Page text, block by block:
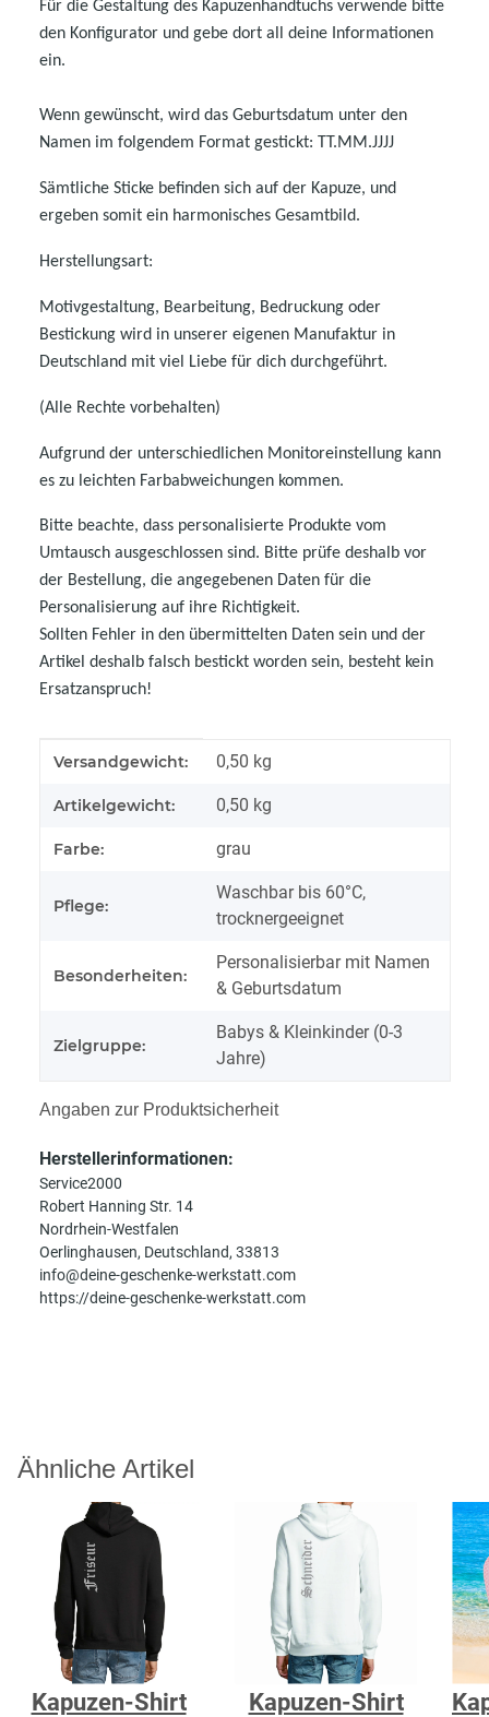
Für die Gestaltung des Kapuzenhandtuchs verwende bitte
den Konfigurator und gebe dort all deine Informationen
ein.
Wenn gewünscht, wird das Geburtsdatum unter den
Namen im folgendem Format gestickt: TT.MM.JJJJ
Sämtliche Sticke befinden sich auf der Kapuze, und
ergeben somit ein harmonisches Gesamtbild.
Herstellungsart:
Motivgestaltung, Bearbeitung, Bedruckung oder
Bestickung wird in unserer eigenen Manufaktur in
Deutschland mit viel Liebe für dich durchgeführt.
(Alle Rechte vorbehalten)
Aufgrund der unterschiedlichen Monitoreinstellung kann
es zu leichten Farbabweichungen kommen.
Bitte beachte, dass personalisierte Produkte vom
Umtausch ausgeschlossen sind. Bitte prüfe deshalb vor
der Bestellung, die angegebenen Daten für die
Personalisierung auf ihre Richtigkeit.
Sollten Fehler in den übermittelten Daten sein und der
Artikel deshalb falsch bestickt worden sein, besteht kein
Ersatzanspruch!
Produkteigenschaft
Wert
Versandgewicht: 0,50 kg
Artikelgewicht: 0,50 kg
Farbe: grau
Pflege:
Waschbar bis 60°C,
trocknergeeignet
Besonderheiten:
Personalisierbar mit Namen
& Geburtsdatum
Zielgruppe:
Babys & Kleinkinder (0-3
Jahre)
Angaben zur Produktsicherheit
Herstellerinformationen:
Service2000
Robert Hanning Str. 14
Nordrhein-Westfalen
Oerlinghausen, Deutschland, 33813
info@deine-geschenke-werkstatt.com
https://deine-geschenke-werkstatt.com
Ähnliche Artikel
Kapuzen-Shirt
Kapuzen-Shirt